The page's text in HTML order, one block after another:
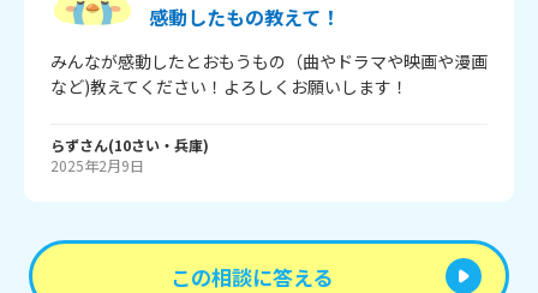
感動したもの教えて！
みんなが感動したとおもうもの（曲やドラマや映画や漫画
など)教えてください！よろしくお願いします！
らずさん(10さい・ 兵庫)
2025年2月9日
この相談に答える